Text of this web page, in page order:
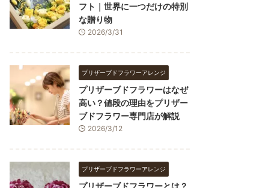
フト｜世界に一つだけの特別
な贈り物
2026/3/31
プリザーブドフラワーアレンジ
プリザーブドフラワーはなぜ
高い？値段の理由をプリザー
ブドフラワー専門店が解説
2026/3/12
プリザーブドフラワーアレンジ
プリザーブドフラワーとは？